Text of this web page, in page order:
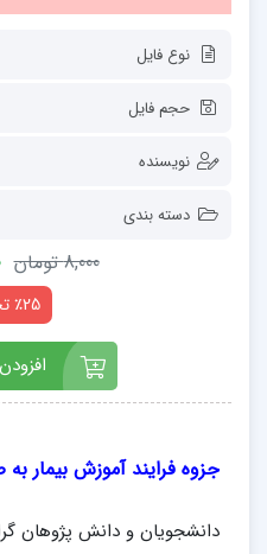
نوع فایل
حجم فایل
نویسنده
دسته بندی
8,000 تومان
٪25 تخفیف
جزوه فرایند آموزش بیمار
دانشجویان و دانش پژوهان